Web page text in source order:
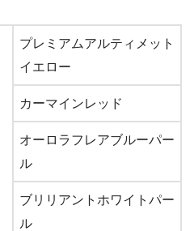
プレミアムアルティメット
イエロー
カーマインレッド
オーロラフレアブルーパー
ル
ブリリアントホワイトパー
ル